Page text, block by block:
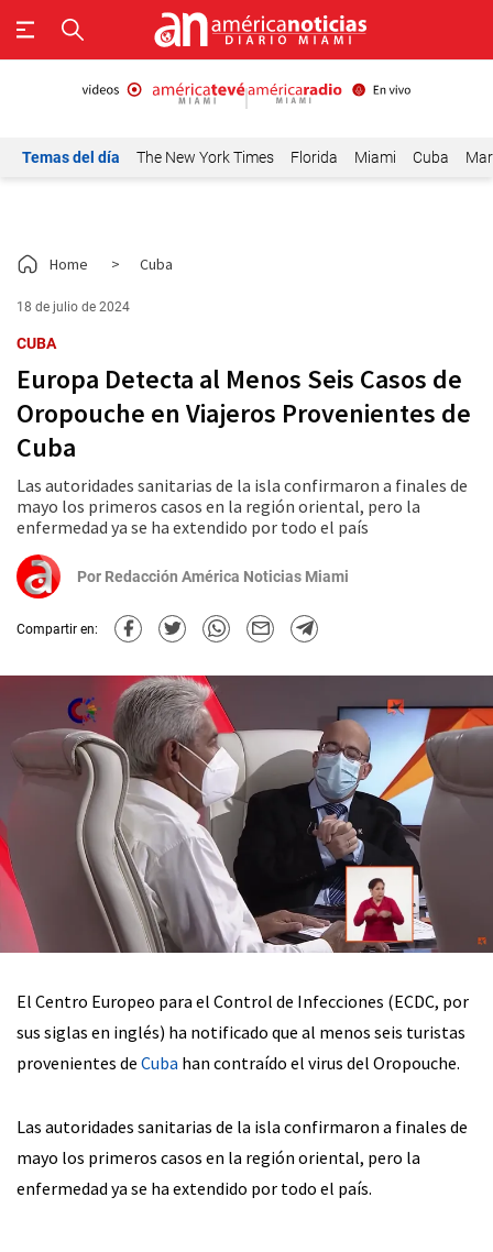
Temas del día The New York Times Florida Miami Cuba
Home > Cuba
18 de julio de 2024
CUBA
Europa Detecta al Menos Seis Casos de
Oropouche en Viajeros Provenientes de
Cuba
Las autoridades sanitarias de la isla confirmaron a finales de
mayo los primeros casos en la región oriental, pero la
enfermedad ya se ha extendido por todo el país
Por Redacción América Noticias Miami
Compartir en:
El Centro Europeo para el Control de Infecciones (ECDC, por
sus siglas en inglés) ha notificado que al menos seis turistas
provenientes de Cuba han contraído el virus del Oropouche.
Las autoridades sanitarias de la isla confirmaron a finales de
mayo los primeros casos en la región oriental, pero la
enfermedad ya se ha extendido por todo el país.